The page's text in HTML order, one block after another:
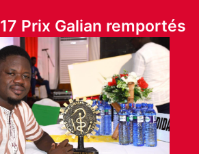
Prix Galian remportés